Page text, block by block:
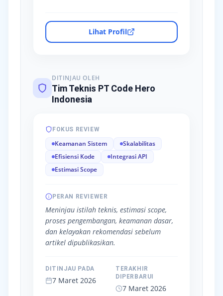
Lihat Profil
DITINJAU OLEH
Tim Teknis PT Code Hero
Indonesia
FOKUS REVIEW
Keamanan Sistem
Skalabilitas
Efisiensi Kode
Integrasi API
Estimasi Scope
PERAN REVIEWER
Meninjau istilah teknis, estimasi scope,
proses pengembangan, keamanan dasar,
dan kelayakan rekomendasi sebelum
artikel dipublikasikan.
DITINJAU PADA
7 Maret 2026
TERAKHIR
DIPERBARUI
7 Maret 2026